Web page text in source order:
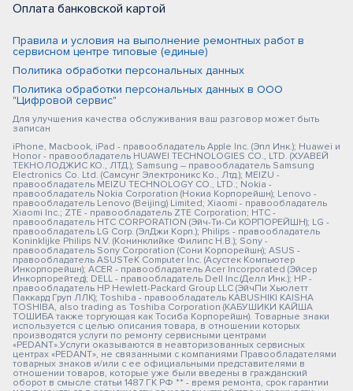
Оплата банковской картой
Правила и условия на выполнение ремонтных работ в
сервисном центре типовые (единые)
Политика обработки персональных данных
Политика обработки персональных данных в ООО
"Цифровой сервис"
Для улучшения качества обслуживания ваш разговор может быть
записан
iPhone, Macbook, iPad - правообладатель Apple Inc. (Эпл Инк.); Huawei и
Honor - правообладатель HUAWEI TECHNOLOGIES CO., LTD. (ХУАВЕЙ
ТЕКНОЛОДЖИС КО., ЛТД.); Samsung – правообладатель Samsung
Electronics Co. Ltd. (Самсунг Электроникс Ко., Лтд.); MEIZU -
правообладатель MEIZU TECHNOLOGY CO., LTD.; Nokia -
правообладатель Nokia Corporation (Нокиа Корпорейшн); Lenovo -
правообладатель Lenovo (Beijing) Limited; Xiaomi - правообладатель
Xiaomi Inc.; ZTE - правообладатель ZTE Corporation; HTC -
правообладатель HTC CORPORATION (Эйч-Ти-Си КОРПОРЕЙШН); LG -
правообладатель LG Corp. (ЭлДжи Корп.); Philips - правообладатель
Koninklijke Philips N.V. (Конинклийке Филипс Н.В.); Sony -
правообладатель Sony Corporation (Сони Корпорейшн); ASUS -
правообладатель ASUSTeK Computer Inc. (Асустек Компьютер
Инкорпорейшн); ACER - правообладатель Acer Incorporated (Эйсер
Инкорпорейтед); DELL - правообладатель Dell Inc.(Делл Инк.); HP -
правообладатель HP Hewlett-Packard Group LLC (ЭйчПи Хьюлетт
Паккард Груп ЛЛК); Toshiba - правообладатель KABUSHIKI KAISHA
TOSHIBA, also trading as Toshiba Corporation (КАБУШИКИ КАЙША
ТОШИБА также торгующая как Тосиба Корпорейшн). Товарные знаки
используется с целью описания товара, в отношении которых
производятся услуги по ремонту сервисными центрами
«PEDANT».Услуги оказываются в неавторизованных сервисных
центрах «PEDANT», не связанными с компаниями Правообладателями
товарных знаков и/или с ее официальными представителями в
отношении товаров, которые уже были введены в гражданский
оборот в смысле статьи 1487 ГК РФ ** - время ремонта, срок гарантии